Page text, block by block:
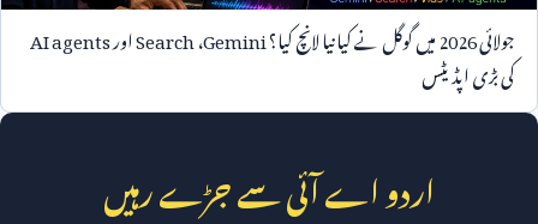
جولائی2026میں گوگل نے کیا نیا لانچ کیا؟Gemini،SearchاورAI agents
کی بڑی اپڈیٹس
اردو اے آئی سے جڑے رہیں